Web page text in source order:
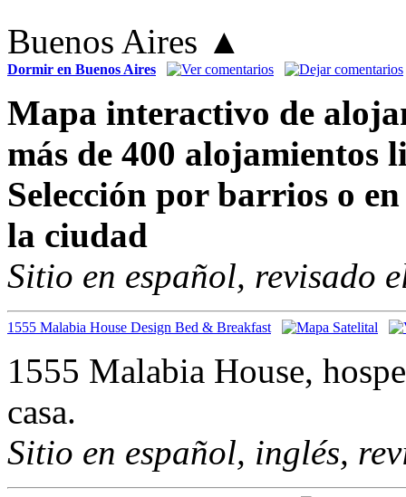
Buenos Aires ▲
Dormir en Buenos Aires
Mapa interactivo de
más de 400 alojamientos
Selección por barrios o
la ciudad
Sitio en español, revisado
1555 Malabia House Design Bed & Breakfast
1555 Malabia House,
casa.
Sitio en español, inglés,